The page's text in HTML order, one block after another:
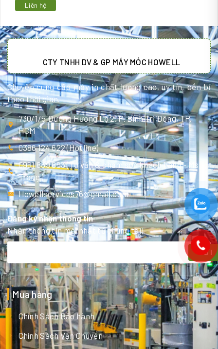
Liên hệ
CTY TNHH DV & GP MÁY MÓC HOWELL
Chuyên cung cấp máy in chất lượng cao, uy tín, bền bỉ
theo thời gian.
730/1/5 Đường Hương Lộ 2, P. Bình Trị Đông, TP.
HCM
0386 124 622 (Hotline)
0961 839 863 (Tư vấn & chăm sóc khách hàng - Ms
Trang )
Howellservices76@gmail.com
Đăng ký nhận thông tin
Nhận thông tin mới nhất từ chúng tôi!
GỬI
Mua hàng
Chính Sách Bảo hành
Chính Sách Vận Chuyển